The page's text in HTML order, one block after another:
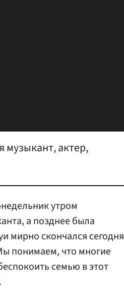
музыкант, актер,
утром
а позднее была
мирно скончался сегодня
понимаем, что многие
семью в этот